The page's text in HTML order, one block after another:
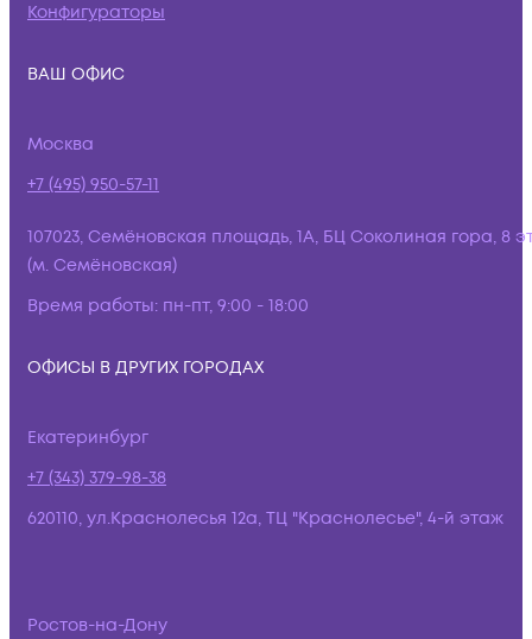
Конфигураторы
ВАШ ОФИС
Москва
+7 (495) 950-57-11
107023, Семёновская площадь, 1А, БЦ Соколиная гора, 8
(м. Семёновская)
Время работы: пн-пт, 9:00 - 18:00
ОФИСЫ В ДРУГИХ ГОРОДАХ
Екатеринбург
+7 (343) 379-98-38
620110, ул.Краснолесья 12а, ТЦ "Краснолесье", 4-й этаж
Ростов-на-Дону